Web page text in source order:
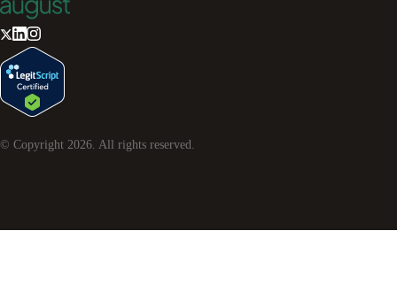
© Copyright 2026 . All rights reserved.